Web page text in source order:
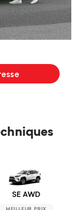
SE AWD
MEILLEUR PRIX